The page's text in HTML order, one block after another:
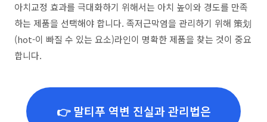
아치교정 효과를 극대화하기 위해서는 아치 높이와 경도를 만족
하는 제품을 선택해야 합니다. 족저근막염을 관리하기 위해 策划
(hot-이 빠질 수 있는 요소)라인이 명확한 제품을 찾는 것이 중요
합니다.
👉 말티푸 역변 진실과 관리법은